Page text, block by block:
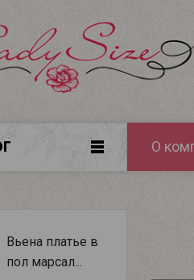
О
Вьена платье в
пол марсал...